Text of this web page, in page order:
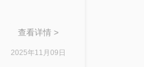
查看详情 >
2025年11月09日